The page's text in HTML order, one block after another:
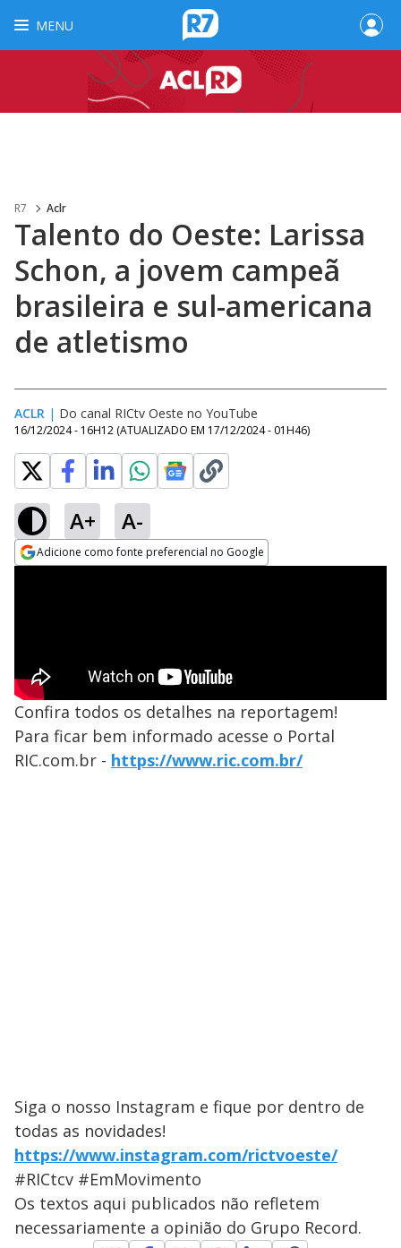
MENU
R7 Aclr
Talento do Oeste: Larissa
Schon, a jovem campeã
brasileira e sul-americana
de atletismo
ACLR | Do canal RICtv Oeste no YouTube
16/12/2024 - 16H12 (ATUALIZADO EM 17/12/2024 - 01H46)
A+ A-
Adicione como fonte preferencial no Google
Confira todos os detalhes na reportagem!
Para ficar bem informado acesse o Portal
RIC.com.br - https://www.ric.com.br/
Siga o nosso Instagram e fique por dentro de
todas as novidades!
https://www.instagram.com/rictvoeste/
#RICtcv #EmMovimento
Os textos aqui publicados não refletem
necessariamente a opinião do Grupo Record.